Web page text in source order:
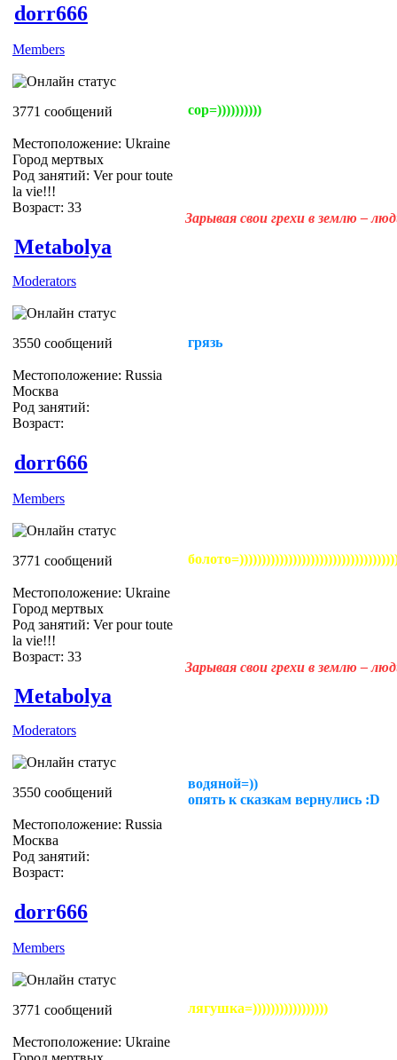
dorr666
Members
3771 сообщений
Местоположение: Ukraine
Город мертвых
Род занятий: Ver pour toute
la vie!!!
Возраст: 33
сор=))))))))))
Зарывая свои грехи в землю –
Metabolya
Moderators
3550 сообщений
Местоположение: Russia
Москва
Род занятий:
Возраст:
грязь
dorr666
Members
3771 сообщений
Местоположение: Ukraine
Город мертвых
Род занятий: Ver pour toute
la vie!!!
Возраст: 33
Зарывая свои грехи в землю –
Metabolya
Moderators
3550 сообщений
Местоположение: Russia
Москва
Род занятий:
Возраст:
водяной=))
опять к сказкам вернулись :D
dorr666
Members
3771 сообщений
Местоположение: Ukraine
лягушка=)))))))))))))))))